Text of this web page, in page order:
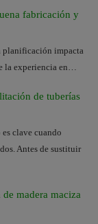
fabricación y
planificación impacta
la experiencia en…
de tuberías
clave cuando
Antes de sustituir
madera maciza